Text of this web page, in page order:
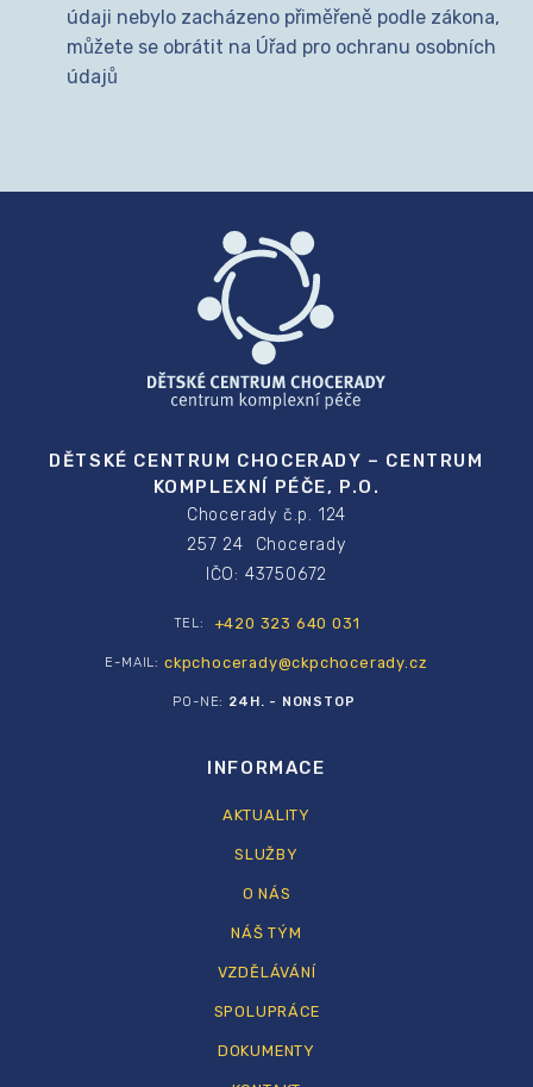
údaji nebylo zacházeno přiměřeně podle zákona,
můžete se obrátit na Úřad pro ochranu osobních
údajů
DĚTSKÉ CENTRUM CHOCERADY – CENTRUM
KOMPLEXNÍ PÉČE, P.O.
Chocerady č.p. 124
257 24 Chocerady
IČO: 43750672
TEL: +420 323 640 031
E-MAIL: ckpchocerady@ckpchocerady.cz
PO-NE: 24H. - NONSTOP
INFORMACE
AKTUALITY
SLUŽBY
O NÁS
NÁŠ TÝM
VZDĚLÁVÁNÍ
SPOLUPRÁCE
DOKUMENTY